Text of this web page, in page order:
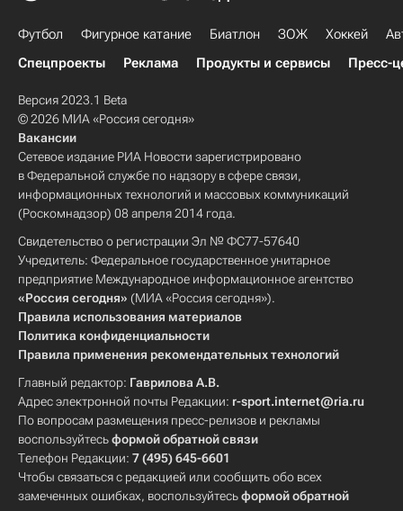
Футбол Фигурное катание Биатлон ЗОЖ Хоккей
Спецпроекты
Реклама Продукты и сервисы Пресс-
Версия 2023.1 Beta
© 2026 МИА «Россия сегодня»
Вакансии
Сетевое издание РИА Новости зарегистрировано
в Федеральной службе по надзору в сфере связи,
информационных технологий и массовых коммуникаций
(Роскомнадзор) 08 апреля 2014 года.
Свидетельство о регистрации Эл № ФС77-57640
Учредитель: Федеральное государственное унитарное
предприятие Международное информационное агентство
«Россия сегодня» (МИА «Россия сегодня»).
Правила использования материалов
Политика конфиденциальности
Правила применения рекомендательных технологий
Главный редактор: Гаврилова А.В.
Адрес электронной почты Редакции: r-sport.internet@ria.ru
По вопросам размещения пресс-релизов и рекламы
воспользуйтесьформой обратной связи
Телефон Редакции: 7 (495) 645-6601
Чтобы связаться с редакцией или сообщить обо всех
замеченных ошибках, воспользуйтесьформой обратной